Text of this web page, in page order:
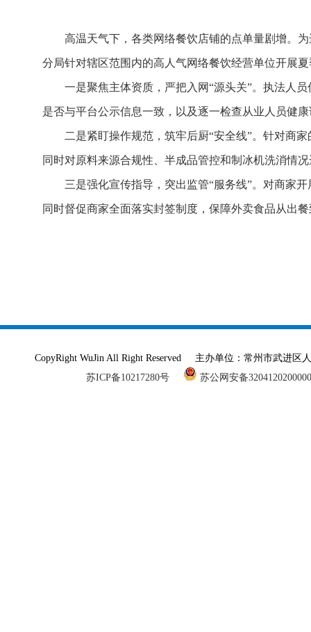
高温天气下，各类网络餐饮店铺的点单量剧增。
分局针对辖区范围内的高人气网络餐饮经营单位开展
一是聚焦主体资质，严把入网“源头关”。执法人
是否与平台公示信息一致，以及逐一检查从业人员健
二是紧盯操作规范，筑牢后厨“安全线”。针对商
同时对原料来源合规性、半成品管控和制冰机洗消情
三是强化宣传指导，突出监管“服务线”。对商家
同时督促商家全面落实封签制度，保障外卖食品从出
CopyRight WuJin All Right Reserved 主办单位：常州市武进
苏ICP备10217280号
苏公网安备